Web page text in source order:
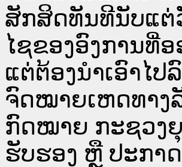
ສັກສິດທັນທີນັບແຕ່
ໄຊຂອງອົງການທີ່
ແຕ່ຕ້ອງນໍາເອົາໄ
ຈົດ​ໝາຍ​ເຫດ​ທາງ​
ກົດໝາຍ ກະຊວງ
ຮັບຮອງ ຫຼື ປະກາ